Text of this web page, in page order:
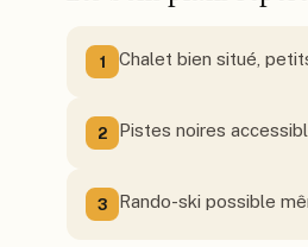
1 Chalet bien situé,
2 Pistes noires
3 Rando-ski possible